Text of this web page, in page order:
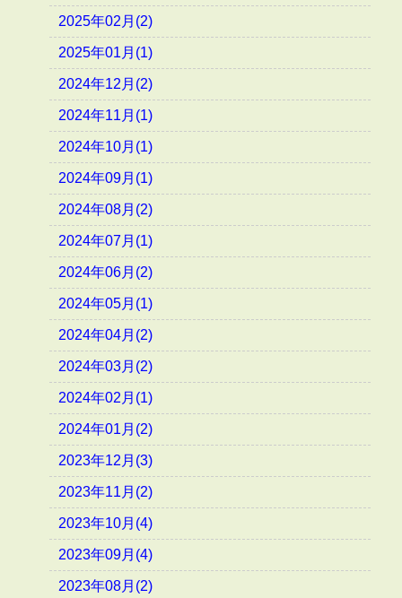
2025年02月(2)
2025年01月(1)
2024年12月(2)
2024年11月(1)
2024年10月(1)
2024年09月(1)
2024年08月(2)
2024年07月(1)
2024年06月(2)
2024年05月(1)
2024年04月(2)
2024年03月(2)
2024年02月(1)
2024年01月(2)
2023年12月(3)
2023年11月(2)
2023年10月(4)
2023年09月(4)
2023年08月(2)